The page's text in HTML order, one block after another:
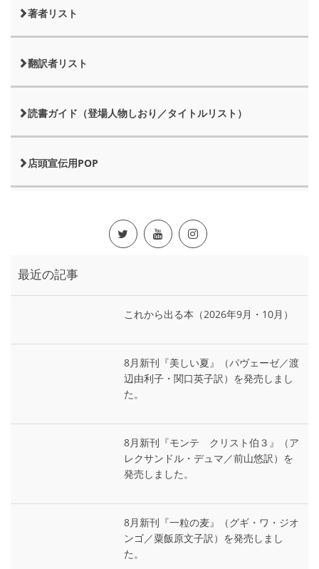
著者リスト
翻訳者リスト
読書ガイド（登場人物しおり／タイトルリスト）
店頭宣伝用POP
最近の記事
これから出る本（2026年9月・10月）
8月新刊『美しい夏』（パヴェーゼ／渡
辺由利子・関口英子訳）を発売しまし
た。
8月新刊『モンテ゠クリスト伯３』（ア
レクサンドル・デュマ／前山悠訳）を
発売しました。
8月新刊『一粒の麦』（グギ・ワ・ジオ
ンゴ／粟飯原文子訳）を発売しまし
た。